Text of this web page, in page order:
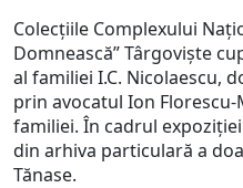
Colecțiile Complexului
Domnească” Târgoviște
al familiei I.C. Nicolaescu,
prin avocatul Ion
familiei. În cadrul
din arhiva particulară a
Tănase.